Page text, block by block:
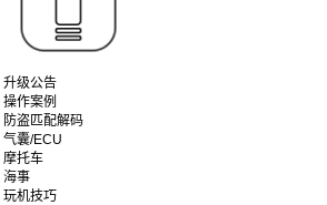
升级公告
操作案例
防盗匹配解码
气囊/ECU
摩托车
海事
玩机技巧